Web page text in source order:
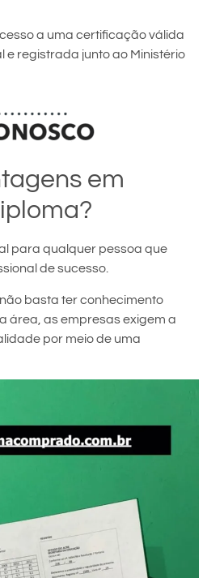
a uma certificação válida
e registrada junto ao Ministério
em
para qualquer pessoa que
de sucesso.
basta ter conhecimento
área, as empresas exigem a
por meio de uma